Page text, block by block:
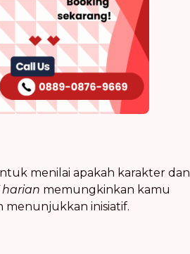
menilai apakah karakter dan
harian memungkinkan kamu
menunjukkan inisiatif.